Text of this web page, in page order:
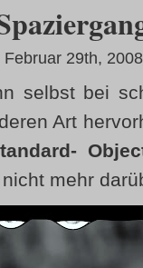
Februar 29th, 2008
selbst bei
Art
mehr